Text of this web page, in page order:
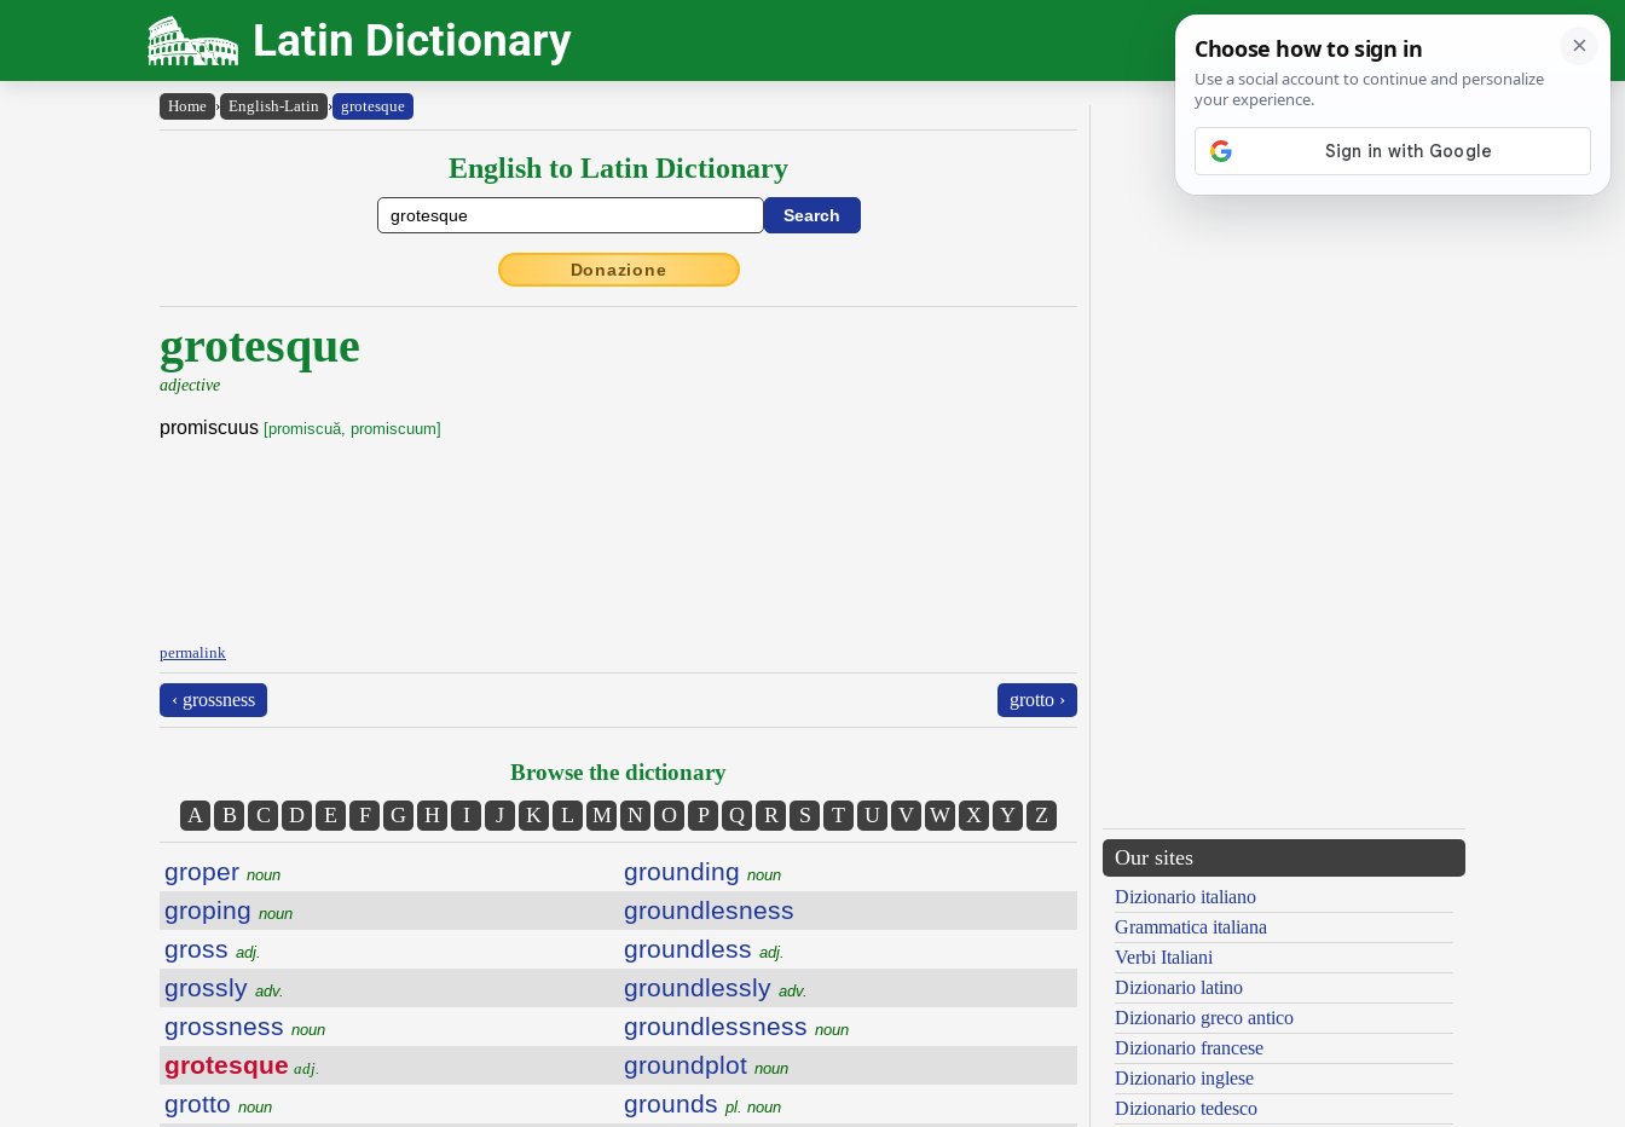
Latin Dictionary
Home › English-Latin › grotesque
English to Latin Dictionary
Donazione
grotesque
adjective
promiscuus [promiscuă, promiscuum]
permalink
‹ grossness grotto ›
Browse the dictionary
A B C D E F G H I J K L M N O P Q R S T U V W X Y Z
groper noun
groping noun
gross adj.
grossly adv.
grossness noun
grotesque adj.
grotto noun
grounding noun
groundlesness
groundless adj.
groundlessly adv.
groundlessness noun
groundplot noun
grounds pl. noun
Our sites
Dizionario italiano
Grammatica italiana
Verbi Italiani
Dizionario latino
Dizionario greco antico
Dizionario francese
Dizionario inglese
Dizionario tedesco